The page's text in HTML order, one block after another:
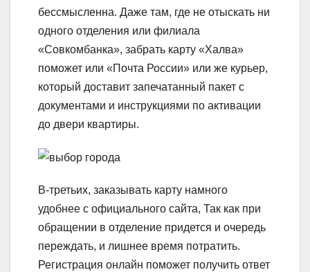
бессмысленна. Даже там, где не отыскать ни
одного отделения или филиала
«Совкомбанка», забрать карту «Халва»
поможет или «Почта России» или же курьер,
который доставит запечатанный пакет с
документами и инструкциями по активации
до двери квартиры.
В-третьих, заказывать карту намного
удобнее с официального сайта, Так как при
обращении в отделение придется и очередь
переждать, и лишнее время потратить.
Регистрация онлайн поможет получить ответ